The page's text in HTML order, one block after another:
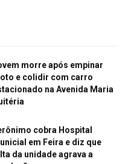
morre após empinar
e colidir com carro
na Avenida Maria
cobra Hospital
em Feira e diz que
da unidade agrava a